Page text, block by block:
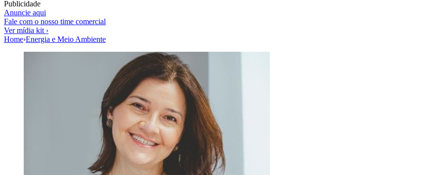
Publicidade
Anuncie aqui
Fale com o nosso time comercial
Ver mídia kit ›
Home›Energia e Meio Ambiente